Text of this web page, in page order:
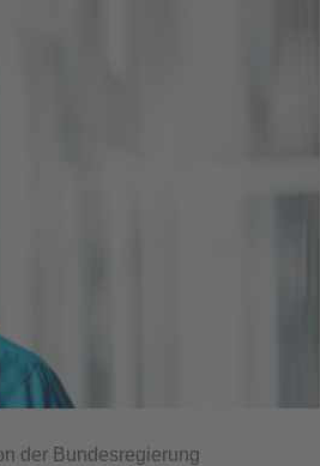
der Bundesregierung